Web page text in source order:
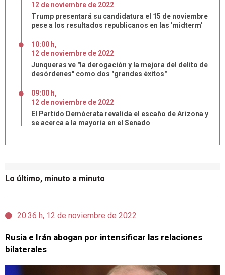
Lo último, minuto a minuto
20:36 h, 12 de noviembre de 2022
Rusia e Irán abogan por intensificar las relaciones
bilaterales
12 de noviembre de 2022
Trump presentará su candidatura el 15 de noviembre
pese a los resultados republicanos en las 'midterm'
10:00 h,
12 de noviembre de 2022
Junqueras ve "la derogación y la mejora del delito de
desórdenes" como dos "grandes éxitos"
09:00 h,
12 de noviembre de 2022
El Partido Demócrata revalida el escaño de Arizona y
se acerca a la mayoría en el Senado